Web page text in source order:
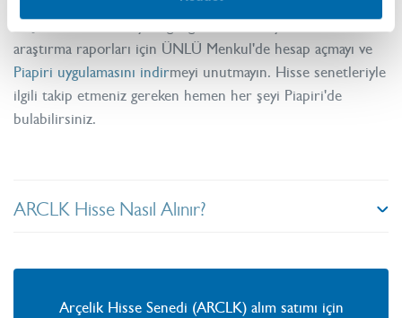
Arçelik hisse senediyle ilgili güncel analiz, yorum ve
araştırma raporları için ÜNLÜ Menkul'de hesap açmayı ve
Piapiri uygulamasını indirmeyi unutmayın. Hisse senetleriyle
ilgili takip etmeniz gereken hemen her şeyi Piapiri'de
bulabilirsiniz.
ARCLK Hisse Nasıl Alınır?
Arçelik Hisse Senedi (ARCLK) alım satımı için